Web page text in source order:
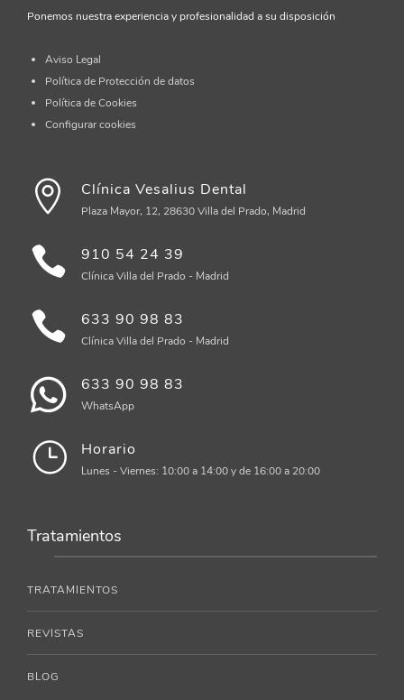
Ponemos nuestra experiencia y profesionalidad a su disposición
Aviso Legal
Política de Protección de datos
Política de Cookies
Configurar cookies
Clínica Vesalius Dental
Plaza Mayor, 12, 28630 Villa del Prado, Madrid
910 54 24 39
Clínica Villa del Prado - Madrid
633 90 98 83
Clínica Villa del Prado - Madrid
633 90 98 83
WhatsApp
Horario
Lunes - Viernes: 10:00 a 14:00 y de 16:00 a 20:00
Tratamientos
TRATAMIENTOS
REVISTAS
BLOG